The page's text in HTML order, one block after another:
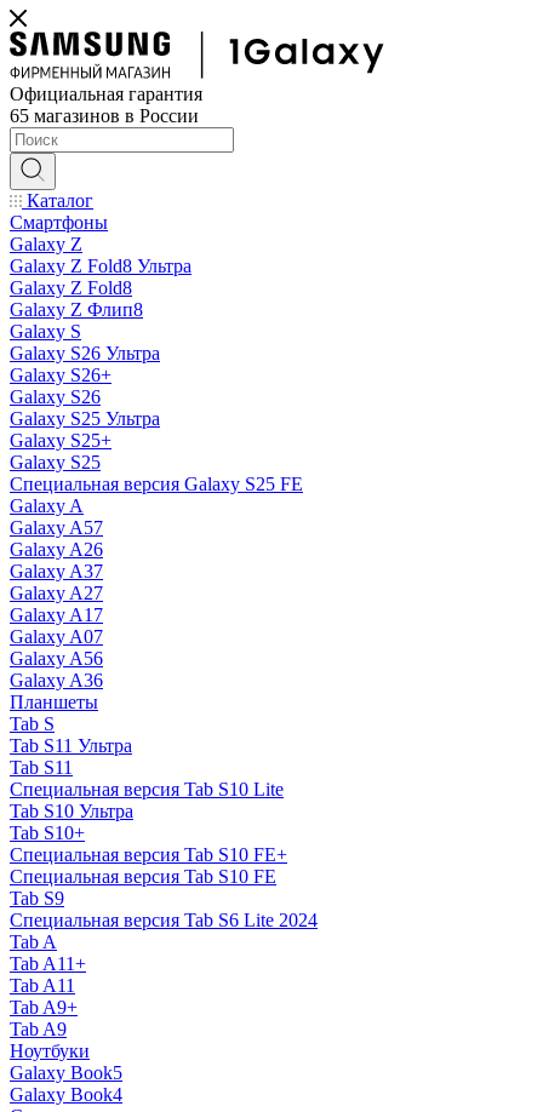
Официальная гарантия
65 магазинов в России
Каталог
Смартфоны
Galaxy Z
Galaxy Z Fold8 Ультра
Galaxy Z Fold8
Galaxy Z Флип8
Galaxy S
Galaxy S26 Ультра
Galaxy S26+
Galaxy S26
Galaxy S25 Ультра
Galaxy S25+
Galaxy S25
Специальная версия Galaxy S25 FE
Galaxy A
Galaxy A57
Galaxy A26
Galaxy A37
Galaxy A27
Galaxy A17
Galaxy A07
Galaxy A56
Galaxy A36
Планшеты
Tab S
Tab S11 Ультра
Tab S11
Специальная версия Tab S10 Lite
Tab S10 Ультра
Tab S10+
Специальная версия Tab S10 FE+
Специальная версия Tab S10 FE
Tab S9
Специальная версия Tab S6 Lite 2024
Tab A
Tab A11+
Tab A11
Tab A9+
Tab A9
Ноутбуки
Galaxy Book5
Galaxy Book4